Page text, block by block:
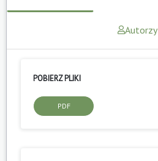
Autorzy
POBIERZ PLIKI
PDF